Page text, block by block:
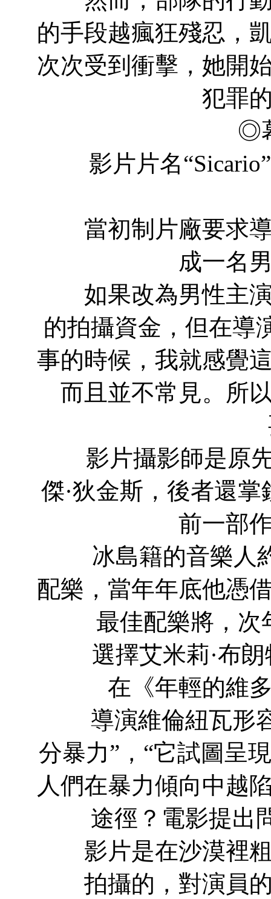
的手段越瘋狂殘忍，
次次受到衝擊，她開
犯罪
◎
影片片名“Sicario”
當初制片廠要求導
成一名
如果改為男性主演
的拍攝資金，但在導
事的時候，我就感覺
而且並不常見。所
影片攝影師是原先
傑·狄金斯，後者還
前一部
冰島籍的音樂人約
配樂，當年年底他憑
最佳配樂將，次
選擇艾米莉·布朗
在《年輕的維
導演維倫紐瓦形容
分暴力”，“它試圖呈
人們在暴力傾向中越
途徑？電影提出
影片是在沙漠裡粗
拍攝的，對演員